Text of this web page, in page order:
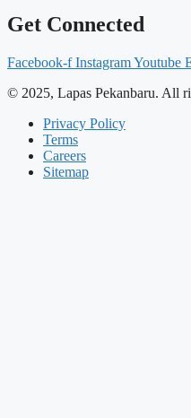
Get Connected
Facebook-f InstagramYoutube
© 2025, Lapas Pekanbaru. All
Privacy Policy
Terms
Careers
Sitemap